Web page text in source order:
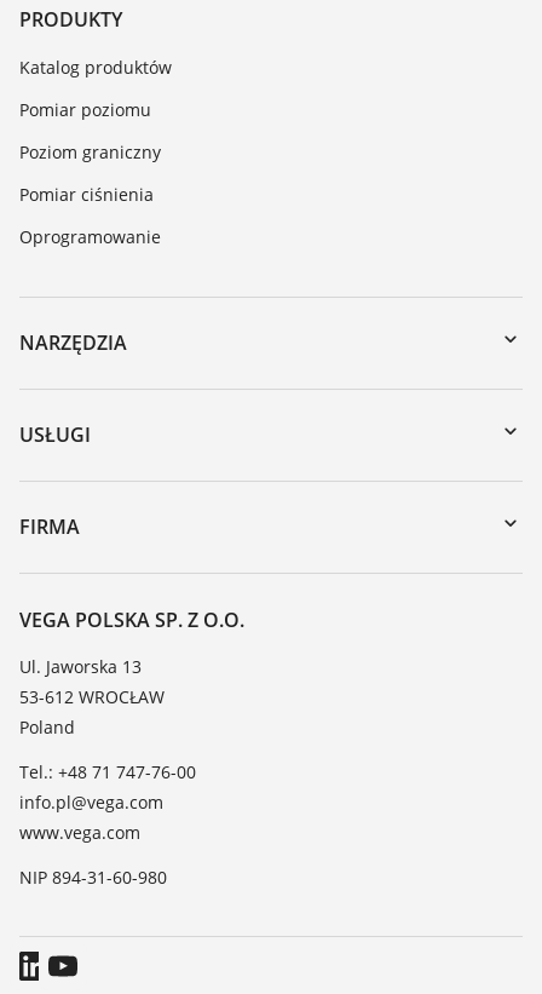
PRODUKTY
Katalog produktów
Pomiar poziomu
Poziom graniczny
Pomiar ciśnienia
Oprogramowanie
NARZĘDZIA
Do pobrania
Wyszukiwanie po numerze seryjnym
DTM Collection/PACTware
USŁUGI
Naprawa
Szkolenia
TeamViewer
FIRMA
O firmie VEGA
Kontakt
Aktualności
Media
Blog
VEGA POLSKA SP. Z O.O.
Ul. Jaworska 13
53-612 WROCŁAW
Poland
Tel.: +48 71 747-76-00
info.pl@vega.com
www.vega.com
NIP 894-31-60-980